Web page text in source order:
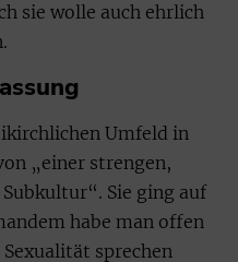
sie wolle auch ehrlich
Umfeld in
„einer strengen,
Sie ging auf
habe man offen
sprechen